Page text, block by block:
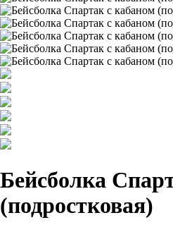
Бейсболка
(подростковая)